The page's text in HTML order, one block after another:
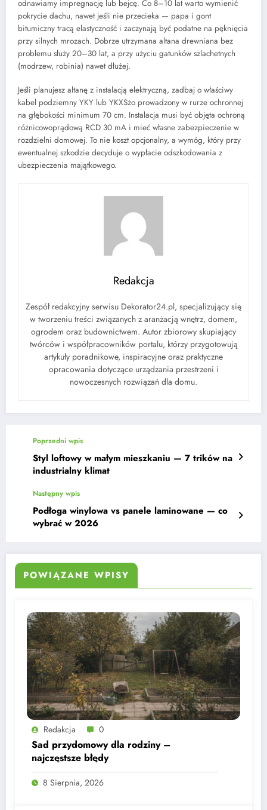
odnawiamy impregnację lub bejcę. Co 8–10 lat warto wymienić
pokrycie dachu, nawet jeśli nie przecieka — papa i gont
bitumiczny tracą elastyczność i zaczynają być podatne na pęknięcia
przy silnych mrozach. Dobrze utrzymana altana drewniana bez
problemu służy 20–30 lat, a przy użyciu gatunków szlachetnych
(modrzew, robinia) nawet dłużej.
Jeśli planujesz altanę z instalacją elektryczną, zadbaj o właściwy
kabel podziemny YKY lub YKXSżo prowadzony w rurze ochronnej
na głębokości minimum 70 cm. Instalacja musi być objęta ochroną
różnicowoprądową RCD 30 mA i mieć własne zabezpieczenie w
rozdzielni domowej. To nie koszt opcjonalny, a wymóg, który przy
ewentualnej szkodzie decyduje o wypłacie odszkodowania z
ubezpieczenia majątkowego.
Redakcja
Zespół redakcyjny serwisu Dekorator24.pl, specjalizujący się
w tworzeniu treści związanych z aranżacją wnętrz, domem,
ogrodem oraz budownictwem. Autor zbiorowy skupiający
twórców i współpracowników portalu, którzy przygotowują
artykuły poradnikowe, inspiracyjne oraz praktyczne
opracowania dotyczące urządzania przestrzeni i
nowoczesnych rozwiązań dla domu.
Poprzedni wpis
Styl loftowy w małym mieszkaniu — 7 trików na
industrialny klimat
Następny wpis
Podłoga winylowa vs panele laminowane — co
wybrać w 2026
POWIĄZANE WPISY
Redakcja 0
Sad przydomowy dla rodziny –
najczęstsze błędy
8 Sierpnia, 2026